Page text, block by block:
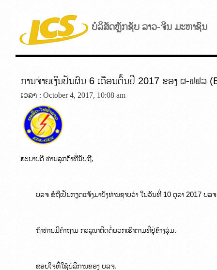
ບໍລິສັດຫຼັກຊັບ ລາວ-ຈີນ ມະຫາຊົນ
ການຈ່າຍເງິນປັນຜົນ 6 ເດືອນຕົ້ນປີ 2017 ຂອງ ຜ-ຟຟລ
ເວລາ : October 4, 2017, 10:08 am
ສະບາຍດີ ທ່ານລູກຄ້າທີ່ນັບຖື,
ບລຈ ຂໍຖືເປັນກຽດແຈ້ງມາຍັງທ່ານຊາບວ່າ ໃນວັນທີ່ 10 ຕຸລາ 2017 ບລຈ
ຖ້າທ່ານມີຄຳຖາມ ກະລຸນາຕິດຕໍ່ພວກເຮົາຕາມທີ່ຢູ່ຂ້າງລຸ່ມ.
ຂອບໃຈທີ່ໃຊ້ບໍລິການຂອງ ບລຈ.